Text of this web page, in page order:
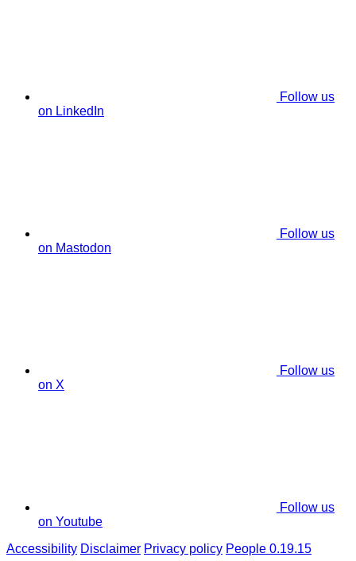
Follow us
on LinkedIn
Follow us
on Mastodon
Follow us
on X
Follow us
on Youtube
Accessibility Disclaimer Privacy policy People 0.19.15